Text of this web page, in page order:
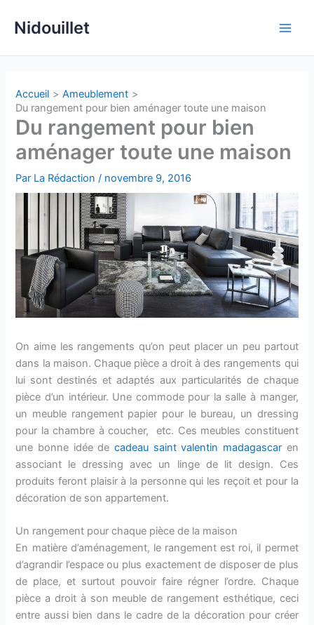
Nidouillet
Accueil
Ameublement
Du rangement pour bien aménager toute une maison
Du rangement pour bien
aménager toute une maison
Par La Rédaction/ novembre 9, 2016
On aime les rangements qu’on peut placer un peu partout
dans la maison. Chaque pièce a droit à des rangements qui
lui sont destinés et adaptés aux particularités de chaque
pièce d’un intérieur. Une commode pour la salle à manger,
un meuble rangement papier pour le bureau, un dressing
pour la chambre à coucher, etc. Ces meubles constituent
une bonne idée de cadeau saint valentin madagascaren
associant le dressing avec un linge de lit design. Ces
produits feront plaisir à la personne qui les reçoit et pour la
décoration de son appartement.
Un rangement pour chaque pièce de la maison
En matière d’aménagement, le rangement est roi, il permet
d’agrandir l’espace ou plus exactement de disposer de plus
de place, et surtout pouvoir faire régner l’ordre. Chaque
pièce a droit à son meuble de rangement esthétique, ceci
entre aussi bien dans le cadre de la décoration pour créer